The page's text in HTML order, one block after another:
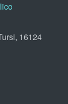
16124